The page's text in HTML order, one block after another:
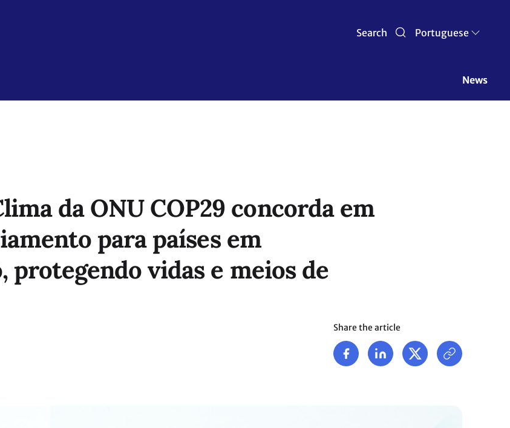
Search Portuguese
News
da ONU COP29 concorda em
para países em
protegendo vidas e meios de
Share the article